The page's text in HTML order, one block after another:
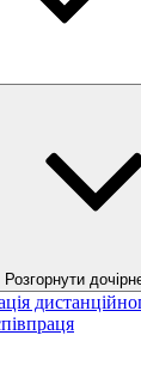
Розгорнути